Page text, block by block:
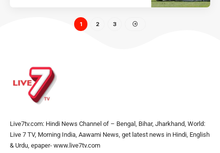
1 2 3
Live7tv.com: Hindi News Channel of – Bengal, Bihar, Jharkhand, World:
Live 7 TV, Morning India, Aawami News, get latest news in Hindi, English
& Urdu, epaper- www.live7tv.com